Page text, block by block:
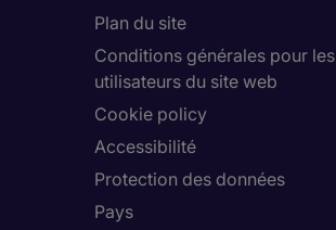
Plan du site
Conditions générales pour les
utilisateurs du site web
Cookie policy
Accessibilité
Protection des données
Pays